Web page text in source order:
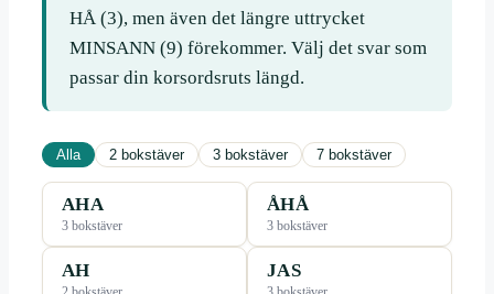
HÅ (3), men även det längre uttrycket
MINSANN (9) förekommer. Välj det svar som
passar din korsordsruts längd.
Alla 2 bokstäver 3 bokstäver 7 bokstäver
AHA
3 bokstäver
ÅHÅ
3 bokstäver
AH JAS